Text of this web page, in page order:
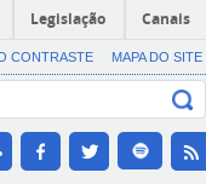
Legislação Canais
CONTRASTE MAPA DO SITE